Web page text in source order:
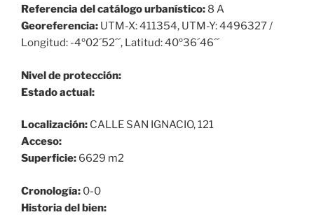
Referencia del catálogo urbanístico: 8 A
Georeferencia: UTM-X: 411354, UTM-Y: 4496327 /
Longitud: -4º02´52´´, Latitud: 40º36´46´´
Nivel de protección:
Estado actual:
Localización: CALLE SAN IGNACIO, 121
Acceso:
Superficie: 6629 m2
Cronología: 0-0
Historia del bien: